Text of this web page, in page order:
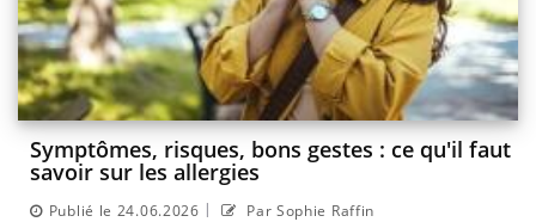
Symptômes, risques, bons gestes : ce qu'il faut
savoir sur les allergies
Publié le 24.06.2026 | Par Sophie Raffin